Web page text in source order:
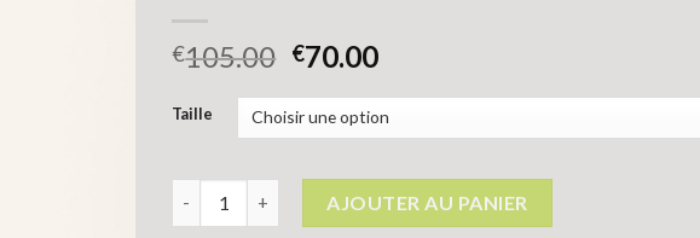
€105.00 €70.00
Taille
AJOUTER AU PANIER